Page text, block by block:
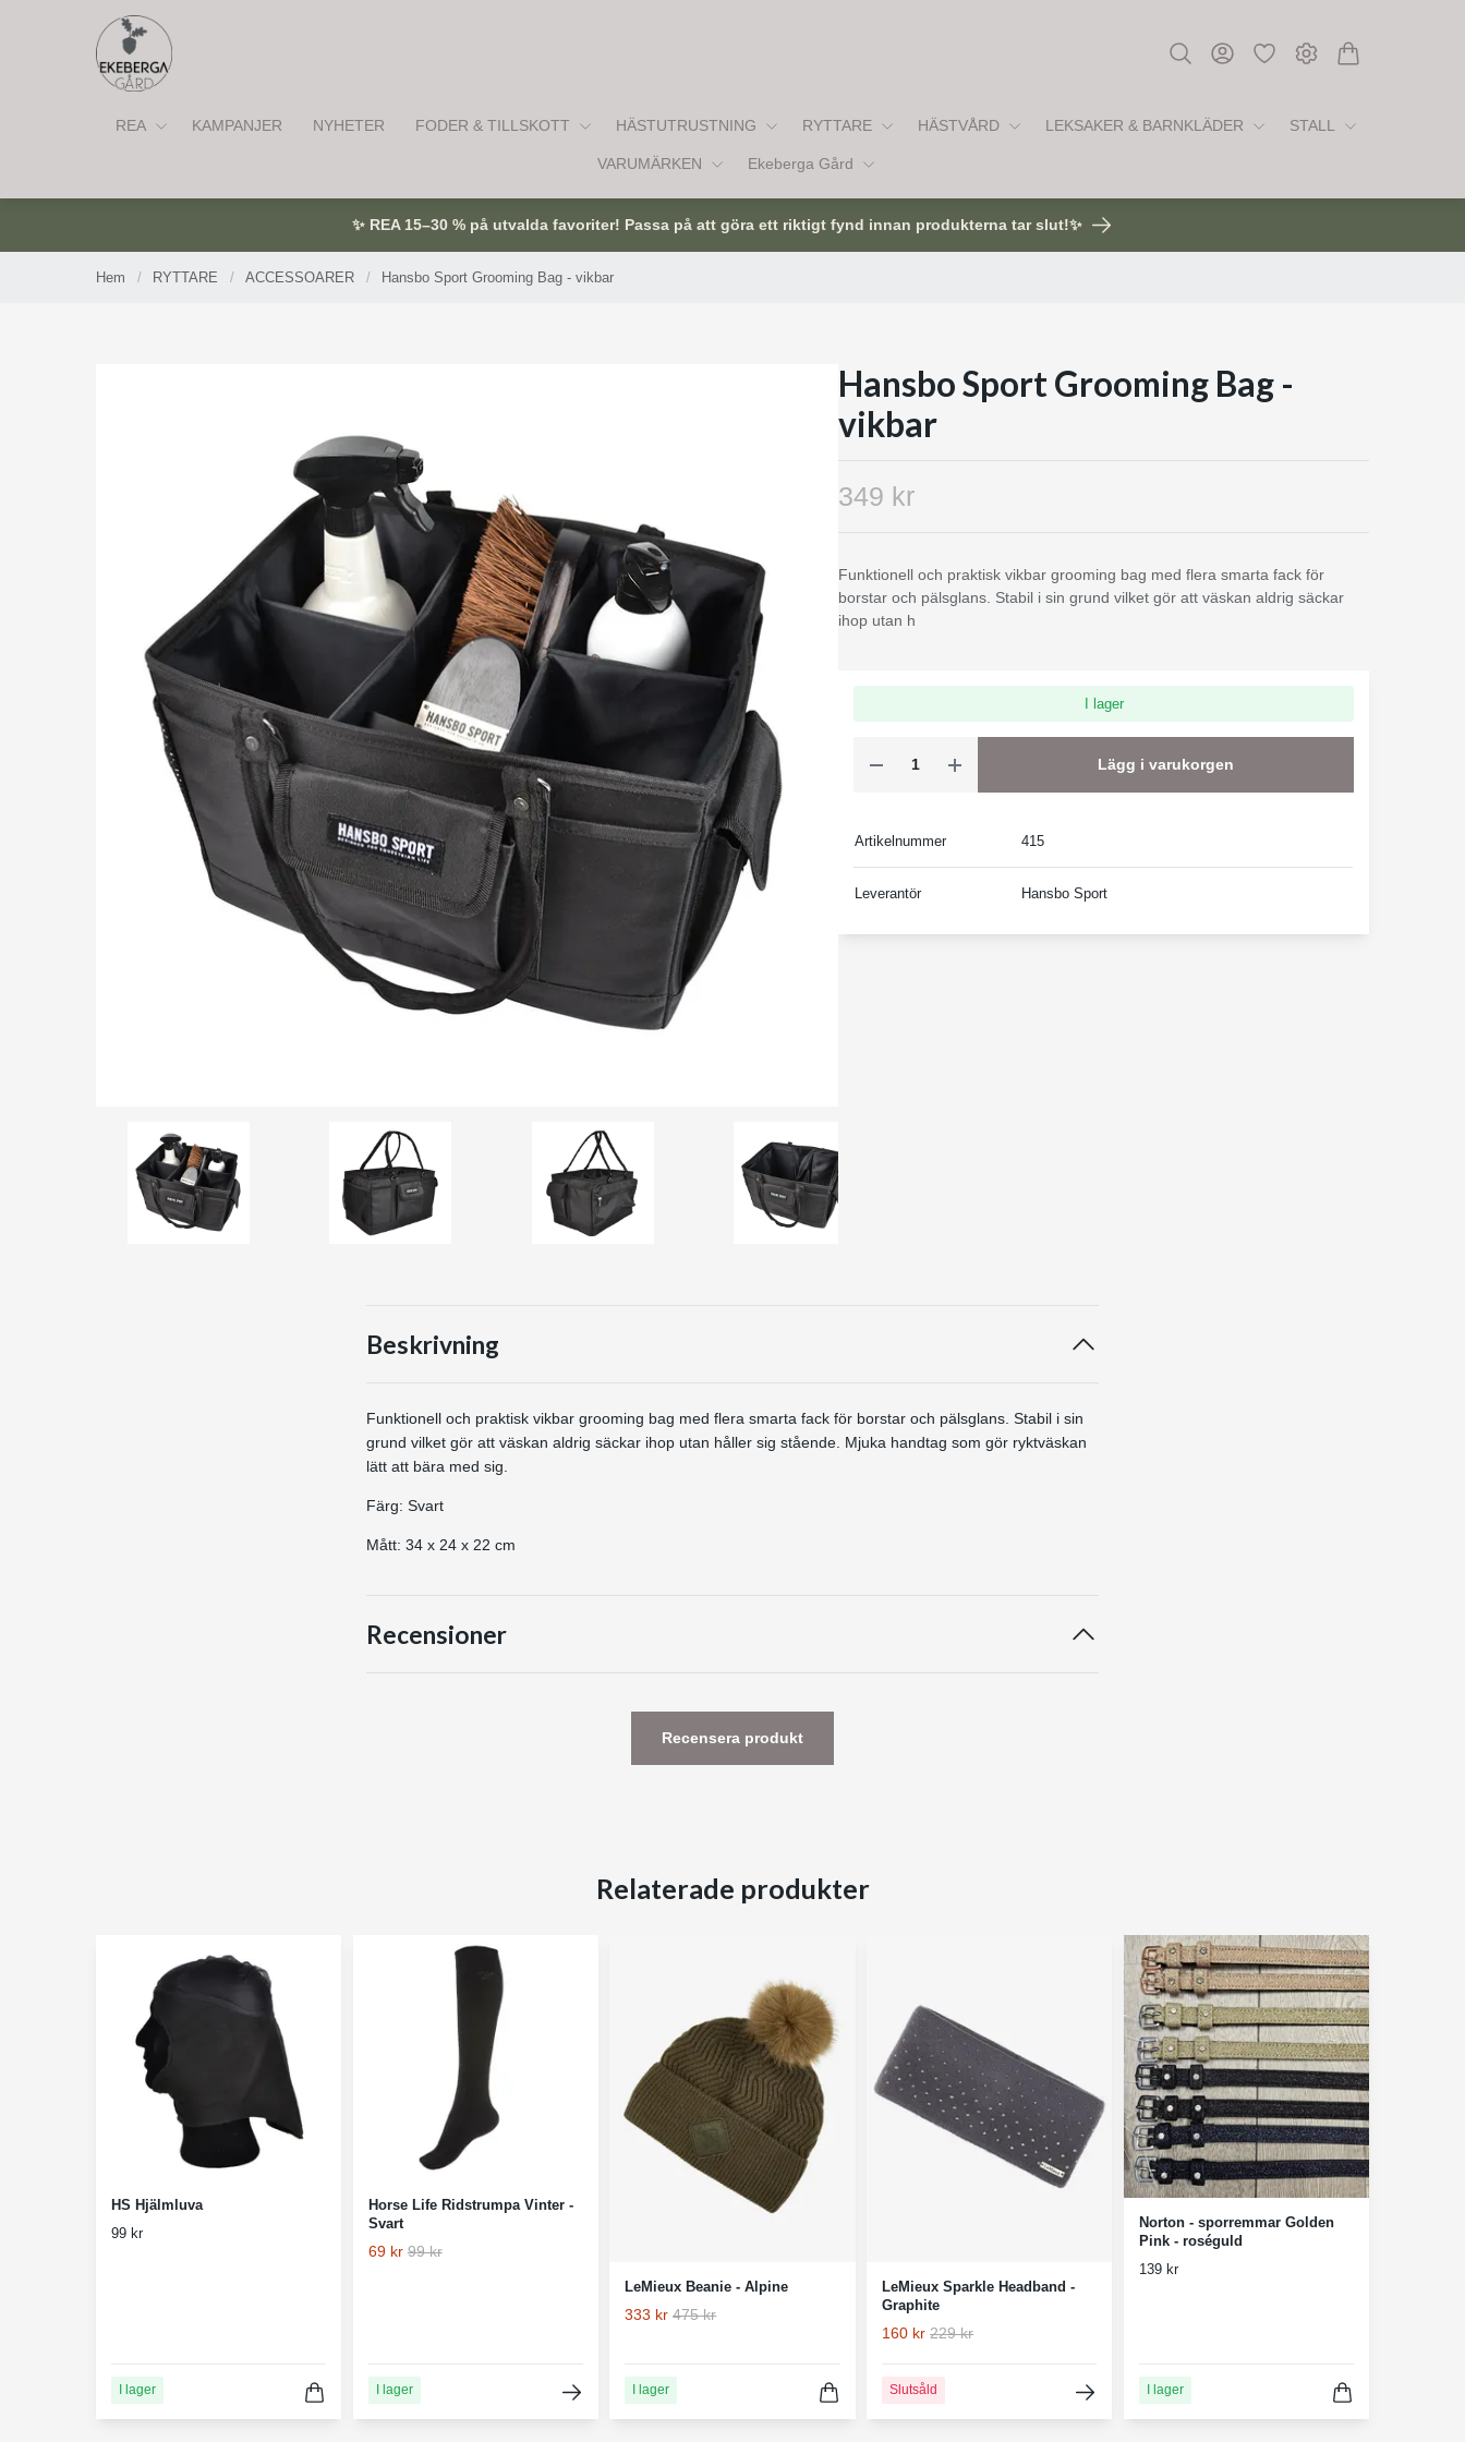
REA KAMPANJER NYHETER FODER & TILLSKOTT HÄSTUTRUSTNING RYTTARE HÄSTVÅRD LEKSAKER & BARNKLÄDER STALL
VARUMÄRKEN Ekeberga Gård
✨ REA 15–30 % på utvalda favoriter! Passa på att göra ett riktigt fynd innan produkterna tar slut!✨
Hem / RYTTARE / ACCESSOARER / Hansbo Sport Grooming Bag - vikbar
Hansbo Sport Grooming Bag -
vikbar
349 kr
Funktionell och praktisk vikbar grooming bag med flera smarta fack för
borstar och pälsglans. Stabil i sin grund vilket gör att väskan aldrig säckar
ihop utan h
I lager
Lägg i varukorgen
Artikelnummer 415
Leverantör Hansbo Sport
Beskrivning
Funktionell och praktisk vikbar grooming bag med flera smarta fack för borstar och pälsglans. Stabil i sin
grund vilket gör att väskan aldrig säckar ihop utan håller sig stående. Mjuka handtag som gör ryktväskan
lätt att bära med sig.
Färg: Svart
Mått: 34 x 24 x 22 cm
Recensioner
Recensera produkt
Relaterade produkter
HS Hjälmluva
99 kr
I lager
Horse Life Ridstrumpa Vinter -
Svart
69 kr 99 kr
I lager
LeMieux Beanie - Alpine
333 kr 475 kr
I lager
LeMieux Sparkle Headband -
Graphite
160 kr 229 kr
Slutsåld
Norton - sporremmar Golden
Pink - roséguld
139 kr
I lager